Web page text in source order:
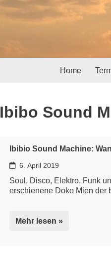
Home
Ibibo Sound
Ibibio Sound Machine:
6. April 2019
Soul, Disco, Elektro, Funk
erschienene Doko Mien
Mehr lesen »